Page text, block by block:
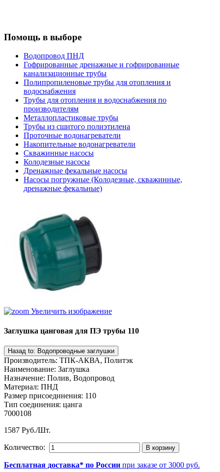
Помощь в выборе
Водопровод ПНД
Гофрированные дренажные и гофрированные
канализационные трубы
Полипропиленовые трубы для отопления и
водоснабжения
Трубы для отопления и водоснабжения по
производителям
Металлопластиковые трубы
Трубы из сшитого полиэтилена
Проточные водонагреватели
Накопительные водонагреватели
Скважинные насосы
Колодезные насосы
Дренажные фекальные насосы
Насосы погружные (Колодезные, скважинные,
дренажные фекальные)
Увеличить изображение
Заглушка цанговая для ПЭ трубы 110
Производитель: ТПК-АКВА, Политэк
Наименование: Заглушка
Назначение: Полив, Водопровод
Материал: ПНД
Размер присоединения: 110
Тип соединения: цанга
7000108
1587 Руб./Шт.
Количество:
Бесплатная доставка* по России при заказе от 3000 руб.